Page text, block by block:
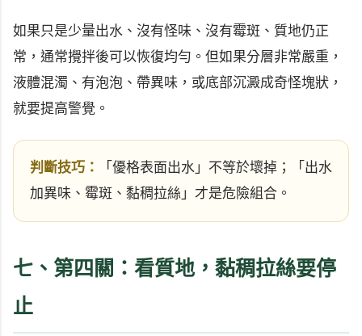
如果只是少量出水、沒有怪味、沒有霉斑、質地仍正
常，通常攪拌後可以恢復均勻。但如果分層非常嚴重，
液體混濁、有泡泡、帶異味，或底部沉澱成奇怪塊狀，
就要提高警覺。
判斷技巧：
「優格表面出水」不等於壞掉；「出水
加異味、霉斑、黏稠拉絲」才是危險組合。
七、第四關：看質地，黏稠拉絲要停
止